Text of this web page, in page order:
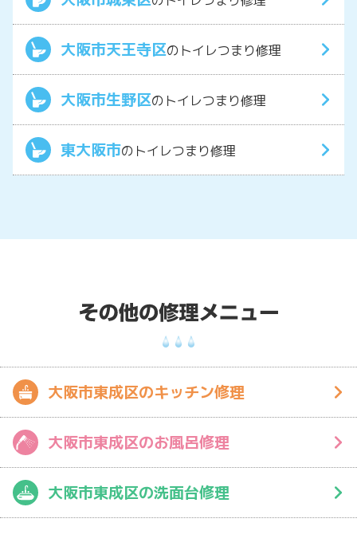
大阪市天王寺区のトイレつまり修理
大阪市生野区のトイレつまり修理
東大阪市のトイレつまり修理
大阪市東成区のキッチン修理
大阪市東成区のお風呂修理
大阪市東成区の洗面台修理